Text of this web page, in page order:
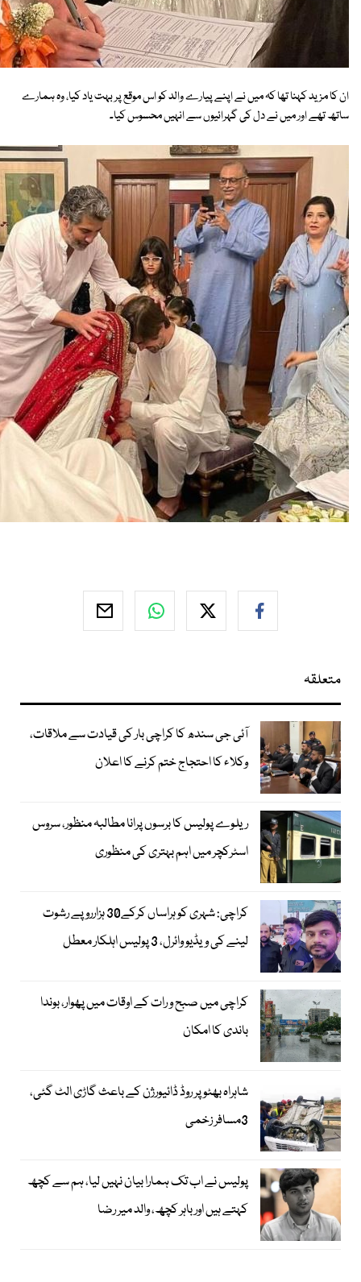
ان کا مزید کہنا تھا کہ میں نے اپنے پیارے والد کو اس موقع پر بہت یاد کیا، وہ ہمارے
ساتھ تھے اور میں نے دل کی گہرائیوں سے انہیں محسوس کیا۔
متعلقہ
آئی جی سندھ کا کراچی بار کی قیادت سے ملاقات،
وکلاء کا احتجاج ختم کرنے کا اعلان
ریلوے پولیس کا برسوں پرانا مطالبہ منظور، سروس
اسٹرکچر میں اہم بہتری کی منظوری
کراچی: شہری کو ہراساں کرکے30 ہزارروپے رشوت
لینے کی ویڈیو وائرل، 3 پولیس اہلکار معطل
کراچی میں صبح و رات کے اوقات میں پھوار، بوندا
باندی کا امکان
شاہراہ بھٹو پر روڈ ڈائیورژن کے باعث گاڑی الٹ گئی،
3مسافر زخمی
پولیس نے اب تک ہمارا بیان نہیں لیا، ہم سے کچھ
کہتے ہیں اور باہر کچھ، والد میر رضا